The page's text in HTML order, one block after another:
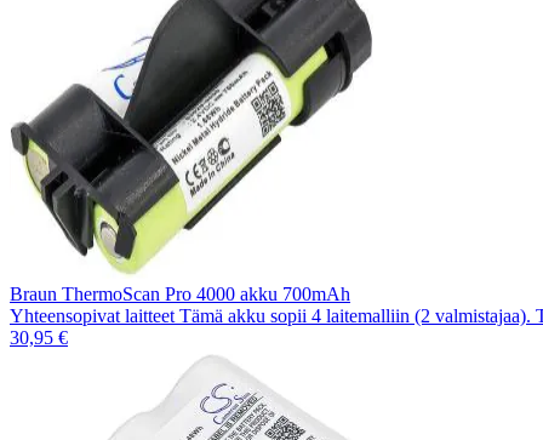
Braun ThermoScan Pro 4000 akku 700mAh
Yhteensopivat laitteet Tämä akku sopii 4 laitemalliin (2 valmistajaa).
30,95 €